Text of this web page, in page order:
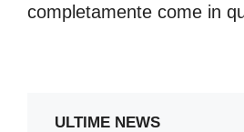
completamente come in
ULTIME NEWS